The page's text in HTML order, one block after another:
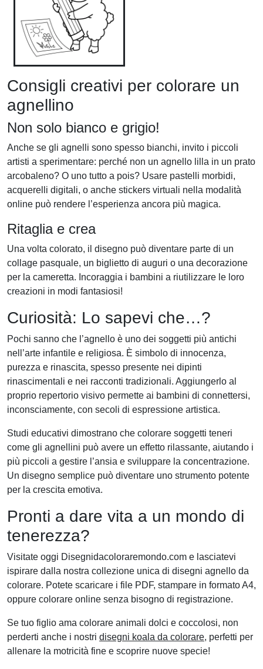
Consigli creativi per colorare un
agnellino
Non solo bianco e grigio!
Anche se gli agnelli sono spesso bianchi, invito i piccoli
artisti a sperimentare: perché non un agnello lilla in un prato
arcobaleno? O uno tutto a pois? Usare pastelli morbidi,
acquerelli digitali, o anche stickers virtuali nella modalità
online può rendere l’esperienza ancora più magica.
Ritaglia e crea
Una volta colorato, il disegno può diventare parte di un
collage pasquale, un biglietto di auguri o una decorazione
per la cameretta. Incoraggia i bambini a riutilizzare le loro
creazioni in modi fantasiosi!
Curiosità: Lo sapevi che…?
Pochi sanno che l’agnello è uno dei soggetti più antichi
nell’arte infantile e religiosa. È simbolo di innocenza,
purezza e rinascita, spesso presente nei dipinti
rinascimentali e nei racconti tradizionali. Aggiungerlo al
proprio repertorio visivo permette ai bambini di connettersi,
inconsciamente, con secoli di espressione artistica.
Studi educativi dimostrano che colorare soggetti teneri
come gli agnellini può avere un effetto rilassante, aiutando i
più piccoli a gestire l’ansia e sviluppare la concentrazione.
Un disegno semplice può diventare uno strumento potente
per la crescita emotiva.
Pronti a dare vita a un mondo di
tenerezza?
Visitate oggi Disegnidacoloraremondo.com e lasciatevi
ispirare dalla nostra collezione unica di disegni agnello da
colorare. Potete scaricare i file PDF, stampare in formato A4,
oppure colorare online senza bisogno di registrazione.
Se tuo figlio ama colorare animali dolci e coccolosi, non
perderti anche i nostri disegni koala da colorare, perfetti per
allenare la motricità fine e scoprire nuove specie!